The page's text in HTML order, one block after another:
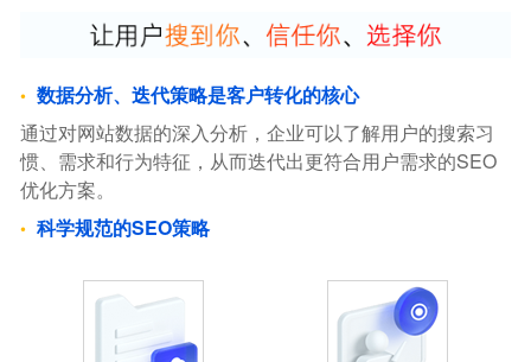
数据分析、迭代策略是客户转化的核心
通过对网站数据的深入分析，企业可以了解用户的搜索习
惯、需求和行为特征，从而迭代出更符合用户需求的SEO
优化方案。
科学规范的SEO策略